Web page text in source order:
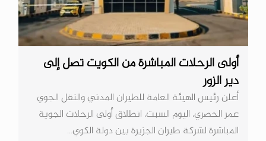
أولى الرحلات المباشرة من الكويت تصل إلى
دير الزور
أعلن رئيس الهيئة العامة للطيران المدني والنقل الجوي
عمر الحصري، اليوم السبت، انطلاق أولى الرحلات الجوية
المباشرة لشركة طيران الجزيرة بين دولة الكوي...